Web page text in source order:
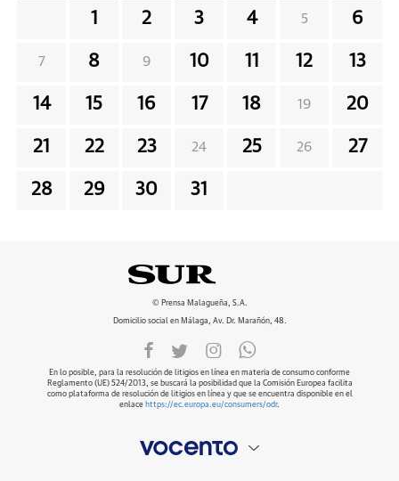
1 2 3 4 5 6
7 8 9 10 11 12 13
14 15 16 17 18 19 20
21 22 23 24 25 26 27
28 29 30 31
© Prensa Malagueña, S.A.
Domicilio social en Málaga, Av. Dr. Marañón, 48.
En lo posible, para la resolución de litigios en línea en materia de consumo conforme
Reglamento (UE) 524/2013, se buscará la posibilidad que la Comisión Europea facilita
como plataforma de resolución de litigios en línea y que se encuentra disponible en el
enlace https://ec.europa.eu/consumers/odr.